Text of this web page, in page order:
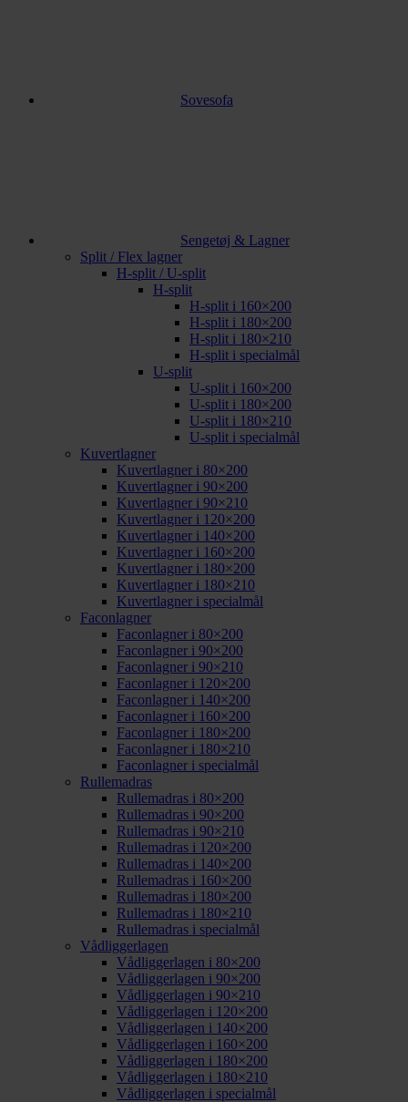
Sovesofa
Sengetøj & Lagner
Split / Flex lagner
H-split / U-split
H-split
H-split i 160×200
H-split i 180×200
H-split i 180×210
H-split i specialmål
U-split
U-split i 160×200
U-split i 180×200
U-split i 180×210
U-split i specialmål
Kuvertlagner
Kuvertlagner i 80×200
Kuvertlagner i 90×200
Kuvertlagner i 90×210
Kuvertlagner i 120×200
Kuvertlagner i 140×200
Kuvertlagner i 160×200
Kuvertlagner i 180×200
Kuvertlagner i 180×210
Kuvertlagner i specialmål
Faconlagner
Faconlagner i 80×200
Faconlagner i 90×200
Faconlagner i 90×210
Faconlagner i 120×200
Faconlagner i 140×200
Faconlagner i 160×200
Faconlagner i 180×200
Faconlagner i 180×210
Faconlagner i specialmål
Rullemadras
Rullemadras i 80×200
Rullemadras i 90×200
Rullemadras i 90×210
Rullemadras i 120×200
Rullemadras i 140×200
Rullemadras i 160×200
Rullemadras i 180×200
Rullemadras i 180×210
Rullemadras i specialmål
Vådliggerlagen
Vådliggerlagen i 80×200
Vådliggerlagen i 90×200
Vådliggerlagen i 90×210
Vådliggerlagen i 120×200
Vådliggerlagen i 140×200
Vådliggerlagen i 160×200
Vådliggerlagen i 180×200
Vådliggerlagen i 180×210
Vådliggerlagen i specialmål